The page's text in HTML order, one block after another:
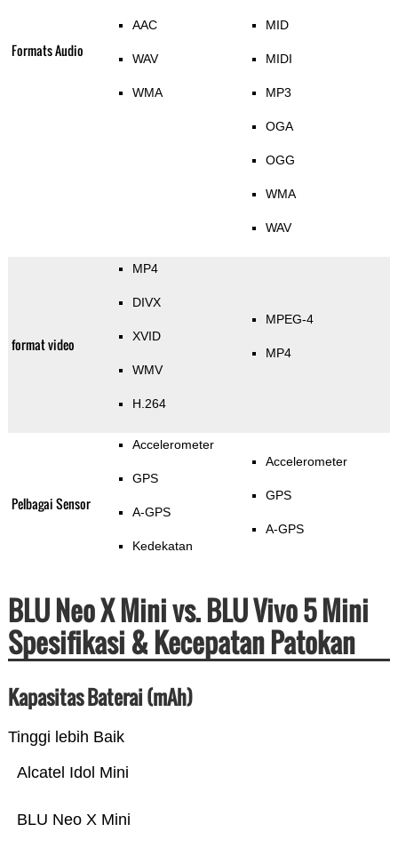
Formats Audio
AAC
WAV
WMA
MID
MIDI
MP3
OGA
OGG
WMA
WAV
format video
MP4
DIVX
XVID
WMV
H.264
MPEG-4
MP4
Pelbagai Sensor
Accelerometer
GPS
A-GPS
Kedekatan
Accelerometer
GPS
A-GPS
BLU Neo X Mini vs. BLU Vivo 5 Mini
Spesifikasi & Kecepatan Patokan
Kapasitas Baterai (mAh)
Tinggi lebih Baik
BLU Neo X Mini
Alcatel Idol Mini